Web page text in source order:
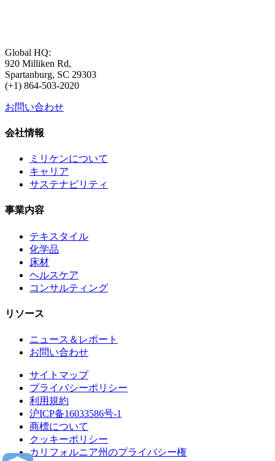
Global HQ:
920 Milliken Rd,
Spartanburg, SC 29303
(+1) 864-503-2020
お問い合わせ
会社情報
ミリケンについて
キャリア
サステナビリティ
事業内容
テキスタイル
化学品
床材
ヘルスケア
コンサルティング
リソース
ニュース＆レポート
お問い合わせ
サイトマップ
プライバシーポリシー
利用規約
沪ICP备16033586号-1
商標について
クッキーポリシー
カリフォルニア州のプライバシー権